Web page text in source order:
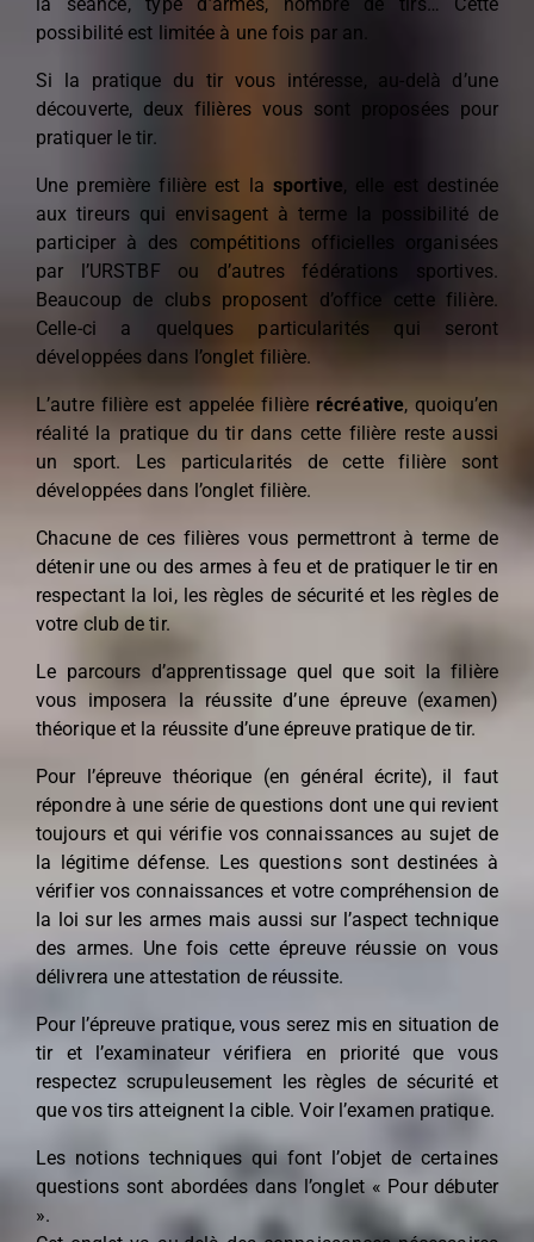
possibilité est limitée à une fois par an.
Si la pratique du tir vous intéresse, au-delà d’une
découverte, deux filières vous sont proposées pour
pratiquer le tir.
Une première filière est lasportive, elle est destinée
aux tireurs qui envisagent à terme la possibilité de
participer à des compétitions officielles organisées
par l’URSTBF ou d’autres fédérations sportives.
Beaucoup de clubs proposent d’office cette filière.
Celle-ci a quelques particularités qui seront
développées dans l’onglet filière.
L’autre filière est appelée filière récréative, quoiqu’en
réalité la pratique du tir dans cette filière reste aussi
un sport. Les particularités de cette filière sont
développées dans l’onglet filière.
Chacune de ces filières vous permettront à terme de
détenir une ou des armes à feu et de pratiquer le tir en
respectant la loi, les règles de sécurité et les règles de
votre club de tir.
Le parcours d’apprentissage quel que soit la filière
vous imposera la réussite d’une épreuve (examen)
théorique et la réussite d’une épreuve pratique de tir.
Pour l’épreuve théorique (en général écrite), il faut
répondre à une série de questions dont une qui revient
toujours et qui vérifie vos connaissances au sujet de
la légitime défense. Les questions sont destinées à
vérifier vos connaissances et votre compréhension de
la loi sur les armes mais aussi sur l’aspect technique
des armes. Une fois cette épreuve réussie on vous
délivrera une attestation de réussite.
Pour l’épreuve pratique, vous serez mis en situation de
tir et l’examinateur vérifiera en priorité que vous
respectez scrupuleusement les règles de sécurité et
que vos tirs atteignent la cible. Voir l’examen pratique.
Les notions techniques qui font l’objet de certaines
questions sont abordées dans l’onglet « Pour débuter
».